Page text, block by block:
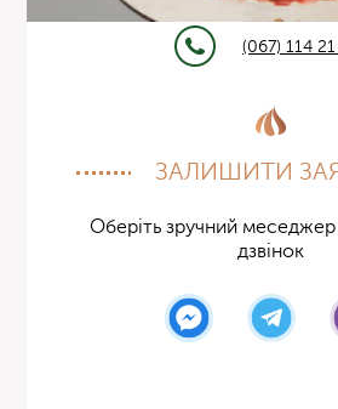
(067) 114
ЗАЛИШИТИ
Оберіть зручний
дзвінок